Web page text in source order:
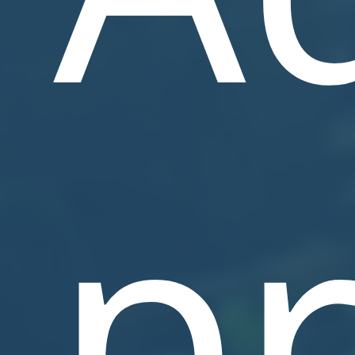
De Producten Van Aquaja
Zijn Van Een Hoge Kwaliteit,
Energiezuinig En Zijn
Webshop